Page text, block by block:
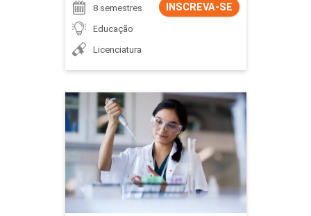
INSCREVA-SE
8 semestres
Educação
Licenciatura
Ciências Biológicas
Detalhes do curso
Ir para Inscrição